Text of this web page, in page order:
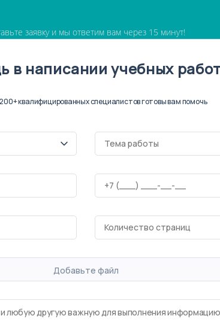
заявку и мы ответим вам через 15 минут!
в написании учебных
квалифицированных специалистов готовы вам помочь
Добавьте файл